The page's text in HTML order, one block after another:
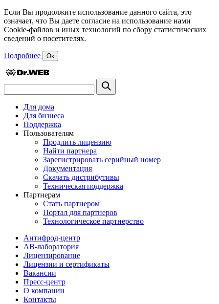
Если Вы продолжите использование данного сайта, это
означает, что Вы даете согласие на использование нами
Cookie-файлов и иных технологий по сбору статистических
сведений о посетителях.
Подробнее Ок
Для дома
Для бизнеса
Поддержка
Пользователям
Продлить лицензию
Найти партнера
Зарегистрировать серийный номер
Документация
Скачать дистрибутивы
Техническая поддержка
Партнерам
Стать партнером
Портал для партнеров
Технологическое партнерство
Антифрод-центр
АВ-лаборатория
Лицензирование
Лицензии и сертификаты
Вакансии
Пресс-центр
О компании
Контакты